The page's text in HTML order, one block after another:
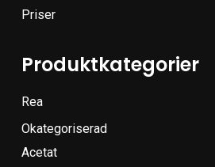
Priser
Produktkategorier
Rea
Okategoriserad
Acetat